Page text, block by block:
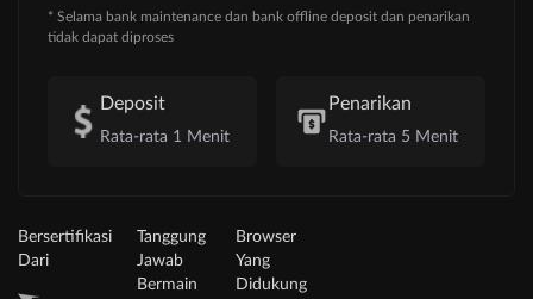
* Selama bank maintenance dan bank offline deposit dan penarikan
tidak dapat diproses
Deposit
Rata-rata 1 Menit
Penarikan
Rata-rata 5 Menit
Bersertifikasi
Dari
Tanggung
Jawab
Bermain
Browser
Yang
Didukung